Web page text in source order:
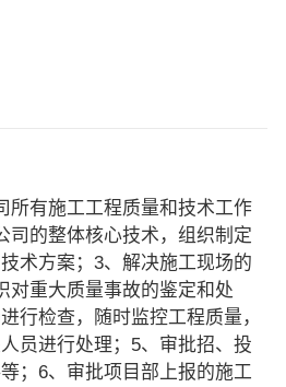
所有施工工程质量和技术工作
司的整体核心技术，组织制定
术方案；3、解决施工现场的
对重大质量事故的鉴定和处
行检查，随时监控工程质量，
员进行处理；5、审批招、投
；6、审批项目部上报的施工